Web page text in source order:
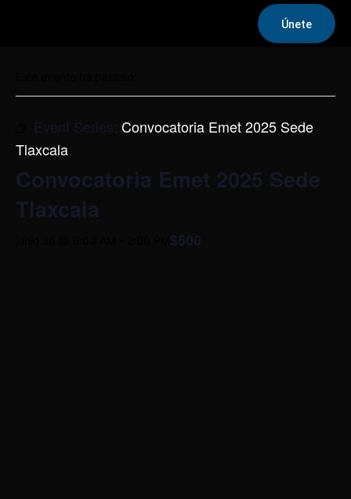
Únete
Event Series: Convocatoria Emet 2025 Sede
Tlaxcala
Convocatoria Emet 2025 Sede
Tlaxcala
$500